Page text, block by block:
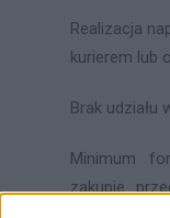
Realizacja
kurierem lub
Brak udziału
Minimum
zakupie